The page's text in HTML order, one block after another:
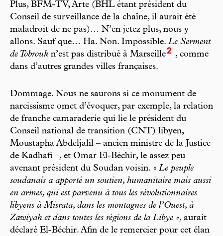
Plus, BFM-TV, Arte (BHL étant président du
Conseil de surveillance de la chaîne, il aurait été
maladroit de ne pas)… N’en jetez plus, nous y
allons. Sauf que… Ha. Non. Impossible. Le Serment
de Tobrouk n’est pas distribué à Marseille2 , comme
dans d’autres grandes villes françaises.
Dommage. Nous ne saurons si ce monument de
narcissisme omet d’évoquer, par exemple, la relation
de franche camaraderie qui lie le président du
Conseil national de transition (CNT) libyen,
Moustapha Abdeljalil – ancien ministre de la Justice
de Kadhafi –, et Omar El-Béchir, le assez peu
avenant président du Soudan voisin. « Le peuple
soudanais a apporté un soutien, humanitaire mais aussi
en armes, qui est parvenu à tous les révolutionnaires
libyens à Misrata, dans les montagnes de l’Ouest, à
Zawiyah et dans toutes les régions de la Libye », aurait
déclaré El-Béchir. Afin de le remercier pour cet élan